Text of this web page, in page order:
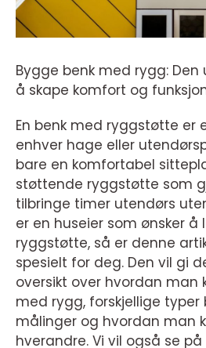
Bygge benk med rygg:
å skape komfort og
En benk med ryggstøtte er
enhver hage eller
bare en komfortabel
støttende ryggstøtte som
tilbringe timer utendørs
er en huseier som ønsker
ryggstøtte, så er denne
spesielt for deg. Den vil gi
oversikt over hvordan man
med rygg, forskjellige typer
målinger og hvordan man
hverandre. Vi vil også se